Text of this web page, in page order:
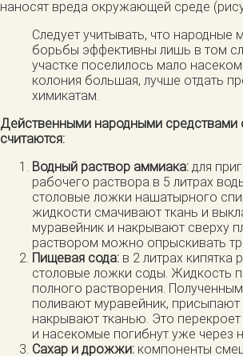
наносят вреда окружающей среде
Следует учитывать, что народные
борьбы эффективны лишь в том
участке поселилось мало
колония большая, лучше отдать
химикатам.
Действенными народными средствами
считаются:
Водный раствор аммиака: для
рабочего раствора в 5 литрах
столовые ложки нашатырного
жидкости смачивают ткань и
муравейник и накрывают сверху
раствором можно опрыскивать
Пищевая сода: в 2 литрах кипятка
столовые ложки соды. Жидкость
полного растворения.
поливают муравейник, присыпают
накрывают тканью. Это
и насекомые погибнут уже через
Сахар и дрожжи: компоненты